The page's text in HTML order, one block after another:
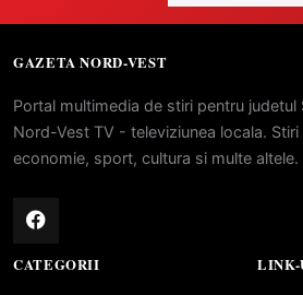
GAZETA NORD-VEST
Portal multimedia de stiri pentru judetul
Nord-Vest TV - televiziunea locala.
economie, sport, cultura si multe altele.
CATEGORII LINK-